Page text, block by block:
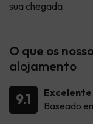
sua chegada.
O que os
alojamento
9.1
Excelente
Baseado